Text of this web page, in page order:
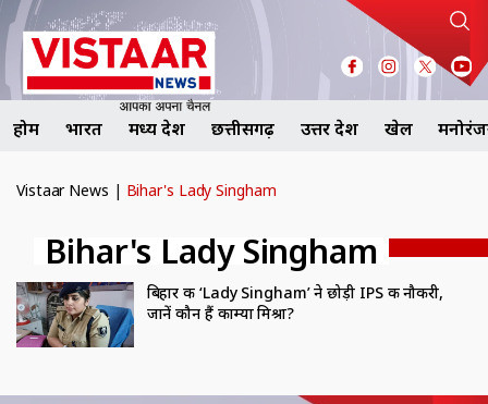
होम भारत मध्य प्रदेश छत्तीसगढ़ उत्तर प्रदेश खेल
Vistaar News | Bihar's Lady Singham
Bihar's Lady Singham
बिहार की ‘Lady Singham’ ने छोड़ी IPS की नौकरी,
जानें कौन हैं काम्या मिश्रा?